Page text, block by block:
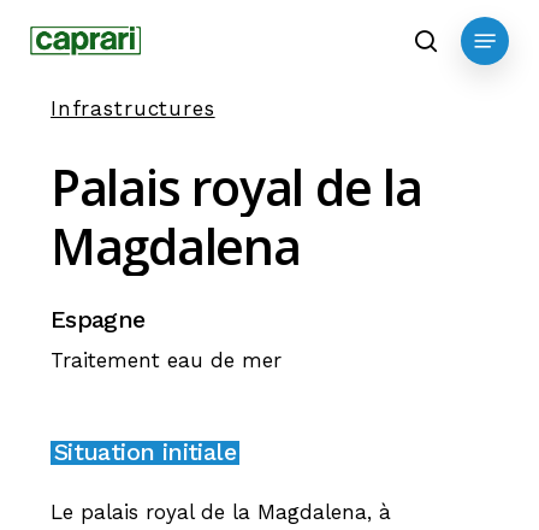
content
search
Menu
Infrastructures
Palais royal de la
Magdalena
Espagne
Traitement eau de mer
Situation initiale
Le palais royal de la Magdalena, à